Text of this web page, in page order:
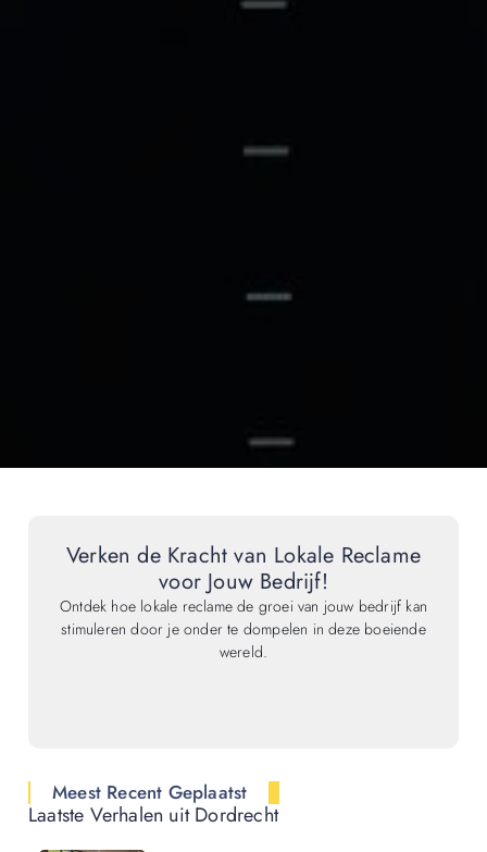
Verken de Kracht van Lokale Reclame
voor Jouw Bedrijf!
Ontdek hoe lokale reclame de groei van jouw bedrijf kan
stimuleren door je onder te dompelen in deze boeiende
wereld.
Meest Recent Geplaatst
Laatste Verhalen uit Dordrecht